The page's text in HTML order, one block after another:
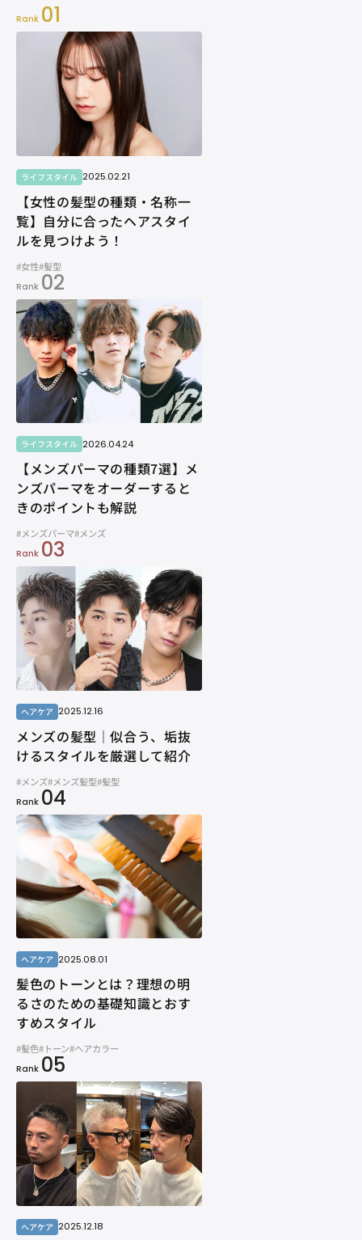
Rank 01
ライフスタイル 2025.02.21
【女性の髪型の種類・名称一
覧】自分に合ったヘアスタイ
ルを見つけよう！
#女性#髪型
Rank 02
ライフスタイル 2026.04.24
【メンズパーマの種類7選】メ
ンズパーマをオーダーすると
きのポイントも解説
#メンズパーマ#メンズ
Rank 03
ヘアケア 2025.12.16
メンズの髪型｜似合う、垢抜
けるスタイルを厳選して紹介
#メンズ#メンズ髪型#髪型
Rank 04
ヘアケア 2025.08.01
髪色のトーンとは？理想の明
るさのための基礎知識とおす
すめスタイル
#髪色#トーン#ヘアカラー
Rank 05
ヘアケア 2025.12.18